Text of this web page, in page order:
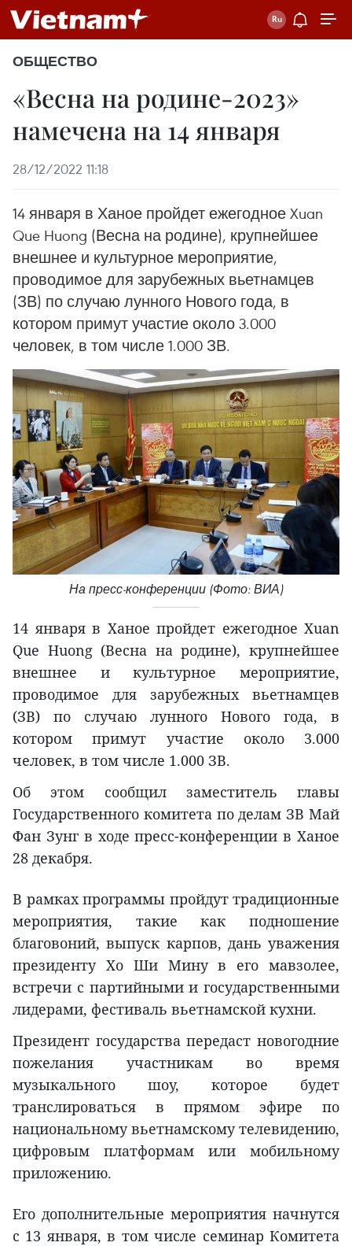
ОБЩЕСТВО
«Весна на родине-2023»
намечена на 14 января
28/12/2022 11:18
14 января в Ханое пройдет ежегодное Xuan
Que Huong (Весна на родине), крупнейшее
внешнее и культурное мероприятие,
проводимое для зарубежных вьетнамцев
(ЗВ) по случаю лунного Нового года, в
котором примут участие около 3.000
человек, в том числе 1.000 ЗВ.
На пресс-конференции (Фото: ВИА)
14 января в Ханое пройдет ежегодное Xuan
Que Huong (Весна на родине), крупнейшее
внешнее и культурное мероприятие,
проводимое для зарубежных вьетнамцев
(ЗВ) по случаю лунного Нового года, в
котором примут участие около 3.000
человек, в том числе 1.000 ЗВ.
Об этом сообщил заместитель главы
Государственного комитета по делам ЗВ Май
Фан Зунг в ходе пресс-конференции в Ханое
28 декабря.
В рамках программы пройдут традиционные
мероприятия, такие как подношение
благовоний, выпуск карпов, дань уважения
президенту Хо Ши Мину в его мавзолее,
встречи с партийными и государственными
лидерами, фестиваль вьетнамской кухни.
Президент государства передаст новогодние
пожелания участникам во время
музыкального шоу, которое будет
транслироваться в прямом эфире по
национальному вьетнамскому телевидению,
цифровым платформам или мобильному
приложению.
Его дополнительные мероприятия начнутся
с 13 января, в том числе семинар Комитета